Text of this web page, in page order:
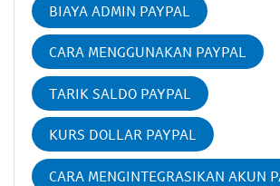
BIAYA ADMIN PAYPAL
CARA MENGGUNAKAN PAYPAL
TARIK SALDO PAYPAL
KURS DOLLAR PAYPAL
CARA MENGINTEGRASIKAN AKUN